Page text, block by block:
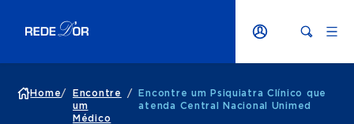
Home/
Encontre
um
Médico
/
Encontre um Psiquiatra Clínico que
atenda Central Nacional Unimed